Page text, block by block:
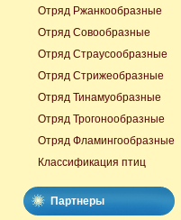
Отряд Ржанкообразные
Отряд Совообразные
Отряд Страусообразные
Отряд Стрижеобразные
Отряд Тинамуобразные
Отряд Трогонообразные
Отряд Фламингообразные
Классификация птиц
Партнеры